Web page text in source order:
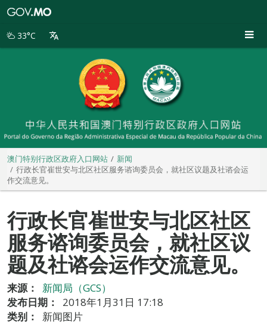
别
33°C
澳门特别行政区政府入口网站
新闻
行政长官崔世安与北区社区服务谘询委员会，就社区议题及社谘会运
作交流意见。
行政长官崔世安与北区社区
服务谘询委员会，就社区议
题及社谘会运作交流意见。
来源：
新闻局（GCS）
发布日期：
2018年1月31日 17:18
类别：
新闻图片